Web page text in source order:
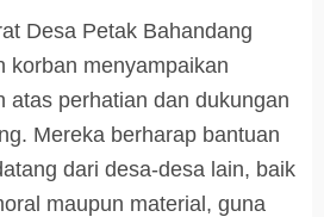
Desa Petak Bahandang
korban menyampaikan
atas perhatian dan dukungan
Mereka berharap bantuan
dari desa-desa lain, baik
maupun material, guna